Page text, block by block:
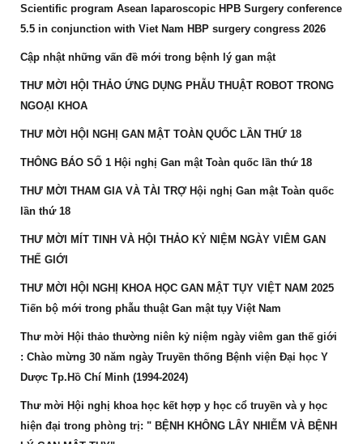
Scientific program Asean laparoscopic HPB Surgery conference
5.5 in conjunction with Viet Nam HBP surgery congress 2026
Cập nhật những vấn đề mới trong bệnh lý gan mật
THƯ MỜI HỘI THẢO ỨNG DỤNG PHẪU THUẬT ROBOT TRONG
NGOẠI KHOA
THƯ MỜI HỘI NGHỊ GAN MẬT TOÀN QUỐC LẦN THỨ 18
THÔNG BÁO SỐ 1 Hội nghị Gan mật Toàn quốc lần thứ 18
THƯ MỜI THAM GIA VÀ TÀI TRỢ Hội nghị Gan mật Toàn quốc
lần thứ 18
THƯ MỜI MÍT TINH VÀ HỘI THẢO KỶ NIỆM NGÀY VIÊM GAN
THẾ GIỚI
THƯ MỜI HỘI NGHỊ KHOA HỌC GAN MẬT TỤY VIỆT NAM 2025
Tiến bộ mới trong phẫu thuật Gan mật tụy Việt Nam
Thư mời Hội thảo thường niên kỷ niệm ngày viêm gan thế giới
: Chào mừng 30 năm ngày Truyền thống Bệnh viện Đại học Y
Dược Tp.Hồ Chí Minh (1994-2024)
Thư mời Hội nghị khoa học kết hợp y học cổ truyền và y học
hiện đại trong phòng trị: " BỆNH KHÔNG LÂY NHIỄM VÀ BỆNH